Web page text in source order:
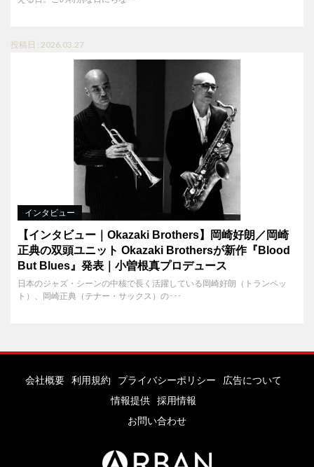
投稿日 : 2026.03.27
インタビュー
【インタビュー｜Okazaki Brothers】岡崎好朗／岡崎
正典の双頭ユニット Okazaki Brothersが新作『Blood
But Blues』発表｜小曽根真プロデュース
日本のジャズ・シーンの中核で長く活躍している岡崎好朗（トランペッ
ト）、岡崎正典（テナー・サックス）の･･･
会社概要 利用規約 プライバシーポリシー
広告について
情報提供
採用情報
お問い合わせ